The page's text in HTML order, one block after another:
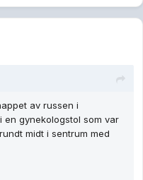
av russen i
en gynekologstol som var
midt i sentrum med